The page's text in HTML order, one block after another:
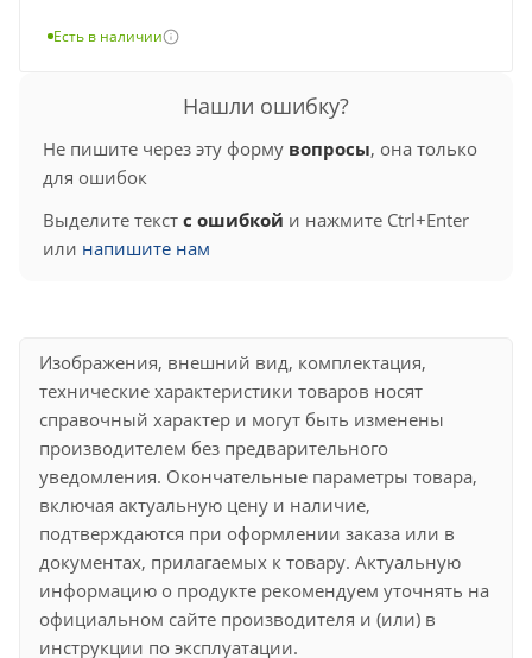
Есть в наличии
Нашли ошибку?
Не пишите через эту форму вопросы, она только
для ошибок
Выделите текст с ошибкой и нажмите Ctrl+Enter
или напишите нам
Изображения, внешний вид, комплектация,
технические характеристики товаров носят
справочный характер и могут быть изменены
производителем без предварительного
уведомления. Окончательные параметры товара,
включая актуальную цену и наличие,
подтверждаются при оформлении заказа или в
документах, прилагаемых к товару. Актуальную
информацию о продукте рекомендуем уточнять на
официальном сайте производителя и (или) в
инструкции по эксплуатации.